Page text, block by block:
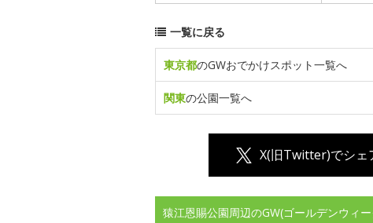
一覧に戻る
東京都のGWおでかけスポット一覧へ
関東の公園一覧へ
X(旧Twitter)でシェ
猿江恩賜公園周辺のGW(ゴールデンウィ